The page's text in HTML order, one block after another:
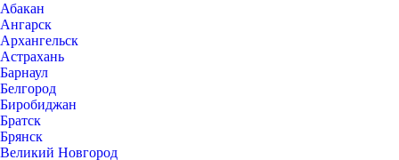
Абакан
Ангарск
Архангельск
Астрахань
Барнаул
Белгород
Биробиджан
Братск
Брянск
Великий Новгород